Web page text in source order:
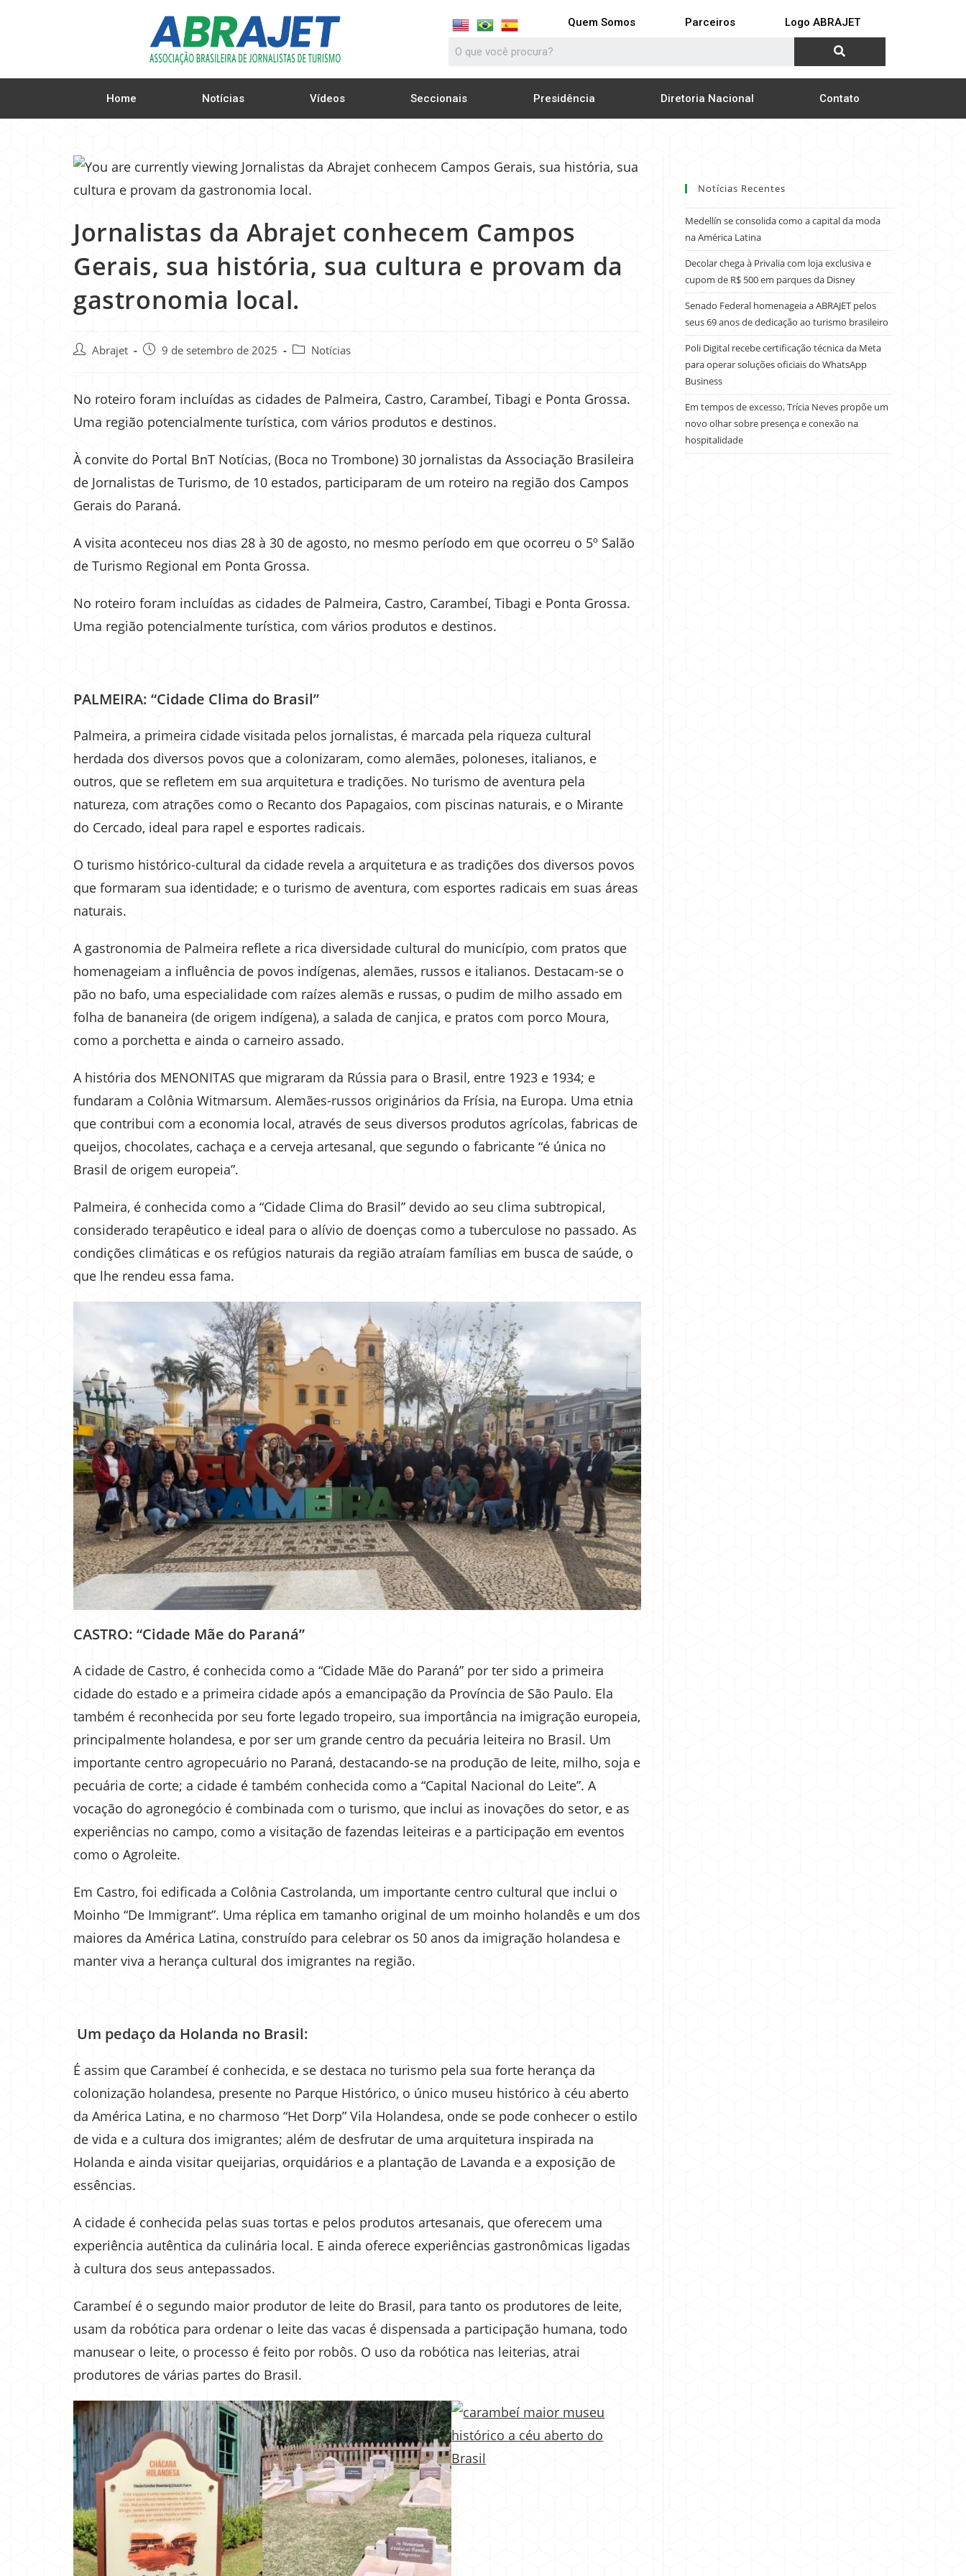
Quem Somos Parceiros Logo ABRAJET
Home Notícias Vídeos Seccionais Presidência Diretoria Nacional Contato
Jornalistas da Abrajet conhecem Campos
Gerais, sua história, sua cultura e provam da
gastronomia local.
Abrajet 9 de setembro de 2025 Notícias
No roteiro foram incluídas as cidades de Palmeira, Castro, Carambeí, Tibagi e Ponta Grossa.
Uma região potencialmente turística, com vários produtos e destinos.
À convite do Portal BnT Notícias, (Boca no Trombone) 30 jornalistas da Associação Brasileira
de Jornalistas de Turismo, de 10 estados, participaram de um roteiro na região dos Campos
Gerais do Paraná.
A visita aconteceu nos dias 28 à 30 de agosto, no mesmo período em que ocorreu o 5º Salão
de Turismo Regional em Ponta Grossa.
No roteiro foram incluídas as cidades de Palmeira, Castro, Carambeí, Tibagi e Ponta Grossa.
Uma região potencialmente turística, com vários produtos e destinos.
PALMEIRA: “Cidade Clima do Brasil”
Palmeira, a primeira cidade visitada pelos jornalistas, é marcada pela riqueza cultural
herdada dos diversos povos que a colonizaram, como alemães, poloneses, italianos, e
outros, que se refletem em sua arquitetura e tradições. No turismo de aventura pela
natureza, com atrações como o Recanto dos Papagaios, com piscinas naturais, e o Mirante
do Cercado, ideal para rapel e esportes radicais.
O turismo histórico-cultural da cidade revela a arquitetura e as tradições dos diversos povos
que formaram sua identidade; e o turismo de aventura, com esportes radicais em suas áreas
naturais.
A gastronomia de Palmeira reflete a rica diversidade cultural do município, com pratos que
homenageiam a influência de povos indígenas, alemães, russos e italianos. Destacam-se o
pão no bafo, uma especialidade com raízes alemãs e russas, o pudim de milho assado em
folha de bananeira (de origem indígena), a salada de canjica, e pratos com porco Moura,
como a porchetta e ainda o carneiro assado.
A história dos MENONITAS que migraram da Rússia para o Brasil, entre 1923 e 1934; e
fundaram a Colônia Witmarsum. Alemães-russos originários da Frísia, na Europa. Uma etnia
que contribui com a economia local, através de seus diversos produtos agrícolas, fabricas de
queijos, chocolates, cachaça e a cerveja artesanal, que segundo o fabricante “é única no
Brasil de origem europeia”.
Palmeira, é conhecida como a “Cidade Clima do Brasil” devido ao seu clima subtropical,
considerado terapêutico e ideal para o alívio de doenças como a tuberculose no passado. As
condições climáticas e os refúgios naturais da região atraíam famílias em busca de saúde, o
que lhe rendeu essa fama.
CASTRO: “Cidade Mãe do Paraná”
A cidade de Castro, é conhecida como a “Cidade Mãe do Paraná” por ter sido a primeira
cidade do estado e a primeira cidade após a emancipação da Província de São Paulo. Ela
também é reconhecida por seu forte legado tropeiro, sua importância na imigração europeia,
principalmente holandesa, e por ser um grande centro da pecuária leiteira no Brasil. Um
importante centro agropecuário no Paraná, destacando-se na produção de leite, milho, soja e
pecuária de corte; a cidade é também conhecida como a “Capital Nacional do Leite”. A
vocação do agronegócio é combinada com o turismo, que inclui as inovações do setor, e as
experiências no campo, como a visitação de fazendas leiteiras e a participação em eventos
como o Agroleite.
Em Castro, foi edificada a Colônia Castrolanda, um importante centro cultural que inclui o
Moinho “De Immigrant”. Uma réplica em tamanho original de um moinho holandês e um dos
maiores da América Latina, construído para celebrar os 50 anos da imigração holandesa e
manter viva a herança cultural dos imigrantes na região.
Um pedaço da Holanda no Brasil:
É assim que Carambeí é conhecida, e se destaca no turismo pela sua forte herança da
colonização holandesa, presente no Parque Histórico, o único museu histórico à céu aberto
da América Latina, e no charmoso “Het Dorp” Vila Holandesa, onde se pode conhecer o estilo
de vida e a cultura dos imigrantes; além de desfrutar de uma arquitetura inspirada na
Holanda e ainda visitar queijarias, orquidários e a plantação de Lavanda e a exposição de
essências.
A cidade é conhecida pelas suas tortas e pelos produtos artesanais, que oferecem uma
experiência autêntica da culinária local. E ainda oferece experiências gastronômicas ligadas
à cultura dos seus antepassados.
Carambeí é o segundo maior produtor de leite do Brasil, para tanto os produtores de leite,
usam da robótica para ordenar o leite das vacas é dispensada a participação humana, todo
manusear o leite, o processo é feito por robôs. O uso da robótica nas leiterias, atrai
produtores de várias partes do Brasil.
Notícias Recentes
Medellín se consolida como a capital da moda
na América Latina
Decolar chega à Privalia com loja exclusiva e
cupom de R$ 500 em parques da Disney
Senado Federal homenageia a ABRAJET pelos
seus 69 anos de dedicação ao turismo brasileiro
Poli Digital recebe certificação técnica da Meta
para operar soluções oficiais do WhatsApp
Business
Em tempos de excesso, Trícia Neves propõe um
novo olhar sobre presença e conexão na
hospitalidade